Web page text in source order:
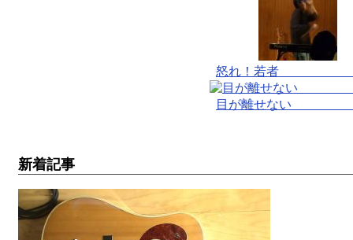
怒れ！若者
目が離せない
新着記事